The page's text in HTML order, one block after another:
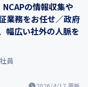
の情報収集や
業務をお任せ／政府
幅広い社外の人脈を
員